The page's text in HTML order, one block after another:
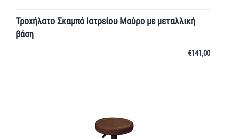
Τροχήλατο Σκαμπό Ιατρείου Μαύρο με μεταλλική
βάση
€141,00